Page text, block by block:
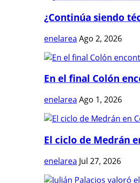
¿Continúa siendo
enelarea Ago 2, 2026
En el final Colón
enelarea Ago 1, 2026
El ciclo de Medrán
enelarea Jul 27, 2026